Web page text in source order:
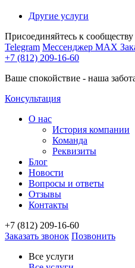
Другие услуги
Присоединяйтесь к
Telegram Мессенджер MAX
+7 (812) 209-16-60
Ваше спокойствие - наша
Консультация
О нас
История компании
Команда
Реквизиты
Блог
Новости
Вопросы и ответы
Отзывы
Контакты
+7 (812) 209-16-60
Заказать звонок Позвонить
Все услуги